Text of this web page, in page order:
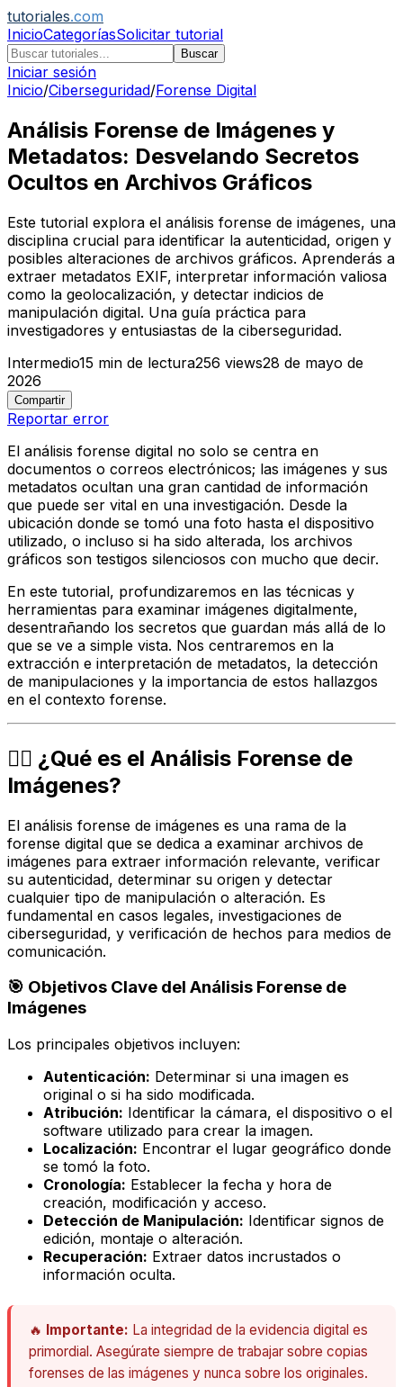
tutoriales.com
InicioCategoríasSolicitar tutorial
Buscar
Iniciar sesión
Inicio/Ciberseguridad/Forense Digital
Análisis Forense de Imágenes y
Metadatos: Desvelando Secretos
Ocultos en Archivos Gráficos
Este tutorial explora el análisis forense de imágenes, una
disciplina crucial para identificar la autenticidad, origen y
posibles alteraciones de archivos gráficos. Aprenderás a
extraer metadatos EXIF, interpretar información valiosa
como la geolocalización, y detectar indicios de
manipulación digital. Una guía práctica para
investigadores y entusiastas de la ciberseguridad.
Intermedio15 min de lectura256 views28 de mayo de
2026
Compartir
Reportar error
El análisis forense digital no solo se centra en
documentos o correos electrónicos; las imágenes y sus
metadatos ocultan una gran cantidad de información
que puede ser vital en una investigación. Desde la
ubicación donde se tomó una foto hasta el dispositivo
utilizado, o incluso si ha sido alterada, los archivos
gráficos son testigos silenciosos con mucho que decir.
En este tutorial, profundizaremos en las técnicas y
herramientas para examinar imágenes digitalmente,
desentrañando los secretos que guardan más allá de lo
que se ve a simple vista. Nos centraremos en la
extracción e interpretación de metadatos, la detección
de manipulaciones y la importancia de estos hallazgos
en el contexto forense.
🕵️‍♂️ ¿Qué es el Análisis Forense de
Imágenes?
El análisis forense de imágenes es una rama de la
forense digital que se dedica a examinar archivos de
imágenes para extraer información relevante, verificar
su autenticidad, determinar su origen y detectar
cualquier tipo de manipulación o alteración. Es
fundamental en casos legales, investigaciones de
ciberseguridad, y verificación de hechos para medios de
comunicación.
🎯 Objetivos Clave del Análisis Forense de
Imágenes
Los principales objetivos incluyen:
Autenticación: Determinar si una imagen es
original o si ha sido modificada.
Atribución: Identificar la cámara, el dispositivo o el
software utilizado para crear la imagen.
Localización: Encontrar el lugar geográfico donde
se tomó la foto.
Cronología: Establecer la fecha y hora de
creación, modificación y acceso.
Detección de Manipulación: Identificar signos de
edición, montaje o alteración.
Recuperación: Extraer datos incrustados o
información oculta.
🔥 Importante: La integridad de la evidencia digital es
primordial. Asegúrate siempre de trabajar sobre copias
forenses de las imágenes y nunca sobre los originales.